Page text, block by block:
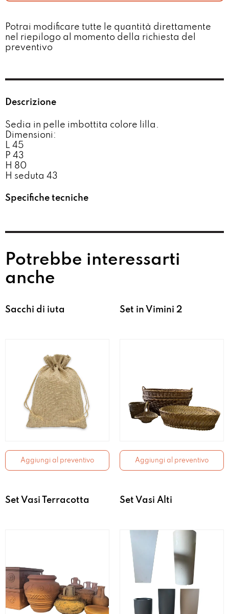
Potrai modificare tutte le quantità direttamente
nel riepilogo al momento della richiesta del
preventivo​
Descrizione
Sedia in pelle imbottita colore lilla.
Dimensioni:
L 45
P 43
H 80
H seduta 43
Specifiche tecniche
Potrebbe interessarti
anche
Sacchi di iuta
Aggiungi al preventivo
Set in Vimini 2
Aggiungi al preventivo
Set Vasi Terracotta Set Vasi Alti